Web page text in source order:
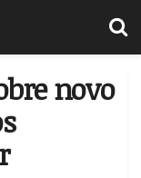
novo